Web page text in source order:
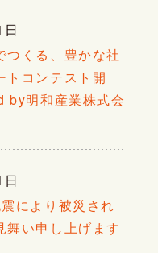
つくる、豊かな社
トコンテスト開
by明和産業株式会
により被災され
舞い申し上げます